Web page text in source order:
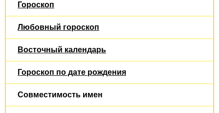
Гороскоп
Любовный гороскоп
Восточный календарь
Гороскоп по дате рождения
Совместимость имен